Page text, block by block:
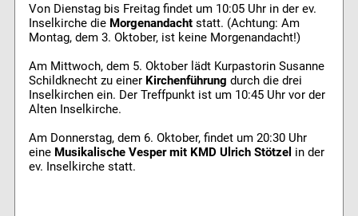
Von Dienstag bis Freitag findet um 10:05 Uhr in der ev.
Inselkirche die Morgenandachtstatt. (Achtung: Am
Montag, dem 3. Oktober, ist keine Morgenandacht!)
Am Mittwoch, dem 5. Oktober lädt Kurpastorin Susanne
Schildknecht zu einer Kirchenführung durch die drei
Inselkirchen ein. Der Treffpunkt ist um 10:45 Uhr vor der
Alten Inselkirche.
Am Donnerstag, dem 6. Oktober, findet um 20:30 Uhr
eine Musikalische Vesper mit KMD Ulrich Stötzel in der
ev. Inselkirche statt.